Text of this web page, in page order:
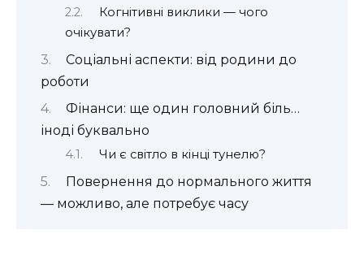
Когнітивні виклики — чого
очікувати?
Соціальні аспекти: від родини до
роботи
Фінанси: ще один головний біль…
іноді буквально
Чи є світло в кінці тунелю?
Повернення до нормального життя
— можливо, але потребує часу